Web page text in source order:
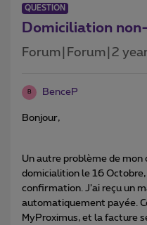
QUESTION
Domiciliation
Forum|Forum|2
B BenceP
Bonjour,
Un autre problème de mon
domicialition le 16 Octobre,
confirmation. J’ai reçu un
automatiquement payée.
MyProximus, et la facture